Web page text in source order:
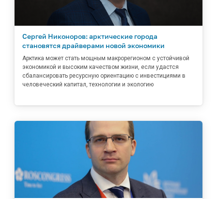
Сергей Никоноров: арктические города
становятся драйверами новой экономики
Арктика может стать мощным макрорегионом с устойчивой
экономикой и высоким качеством жизни, если удастся
сбалансировать ресурсную ориентацию с инвестициями в
человеческий капитал, технологии и экологию